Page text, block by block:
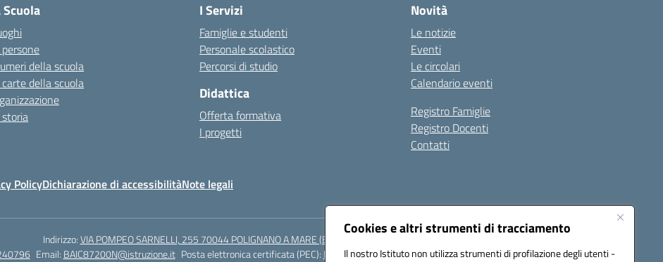
Cookies e altri strumenti di tracciamento
Il nostro Istituto non utilizza strumenti di profilazione degli utenti -
Scuola
della scuola
carte della scuola
I Servizi
Famiglie e studenti
Personale scolastico
Percorsi di studio
Didattica
Offerta formativa
I progetti
Novità
Le notizie
Eventi
Le circolari
Calendario eventi
Registro Famiglie
Registro Docenti
Contatti
PolicyDichiarazione di accessibilitàNote legali
Indirizzo:VIA POMPEO SARNELLI, 255 70044 POLIGNANO A MARE (BA)
Email: BAIC87200N@istruzione.it Posta elettronica certificata (PEC): BAIC87200N@pec.istruzione.it